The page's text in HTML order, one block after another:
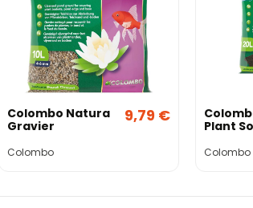
Colombo Natura
Gravier
Colombo
9,79 €
Plant
Colombo